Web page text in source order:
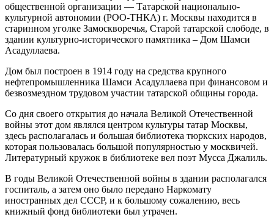
общественной организации — Татарской национально-
культурной автономии (РОО-ТНКА) г. Москвы находится в
старинном уголке Замоскворечья, Старой татарской слободе, в
здании культурно-исторического памятника – Дом Шамси
Асадуллаева.
Дом был построен в 1914 году на средства крупного
нефтепромышленника Шамси Асадуллаева при финансовом и
безвозмездном трудовом участии татарской общины города.
Со дня своего открытия до начала Великой Отечественной
войны этот дом являлся центром культуры татар Москвы,
здесь располагалась и большая библиотека тюркских народов,
которая пользовалась большой популярностью у москвичей.
Литературный кружок в библиотеке вел поэт Мусса Джалиль.
В годы Великой Отечественной войны в здании располагался
госпиталь, а затем оно было передано Наркомату
иностранных дел СССР, и к большому сожалению, весь
книжный фонд библиотеки был утрачен.